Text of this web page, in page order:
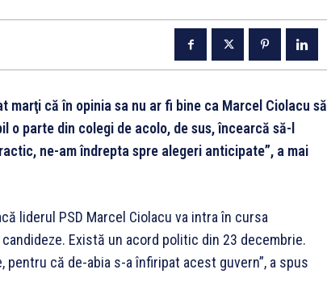
marţi că în opinia sa nu ar fi bine ca Marcel Ciolacu să
parte din colegi de acolo, de sus, încearcă să-l
ne-am îndrepta spre alegeri anticipate”, a mai
liderul PSD Marcel Ciolacu va intra în cursa
Există un acord politic din 23 decembrie.
că de-abia s-a înfiripat acest guvern”, a spus